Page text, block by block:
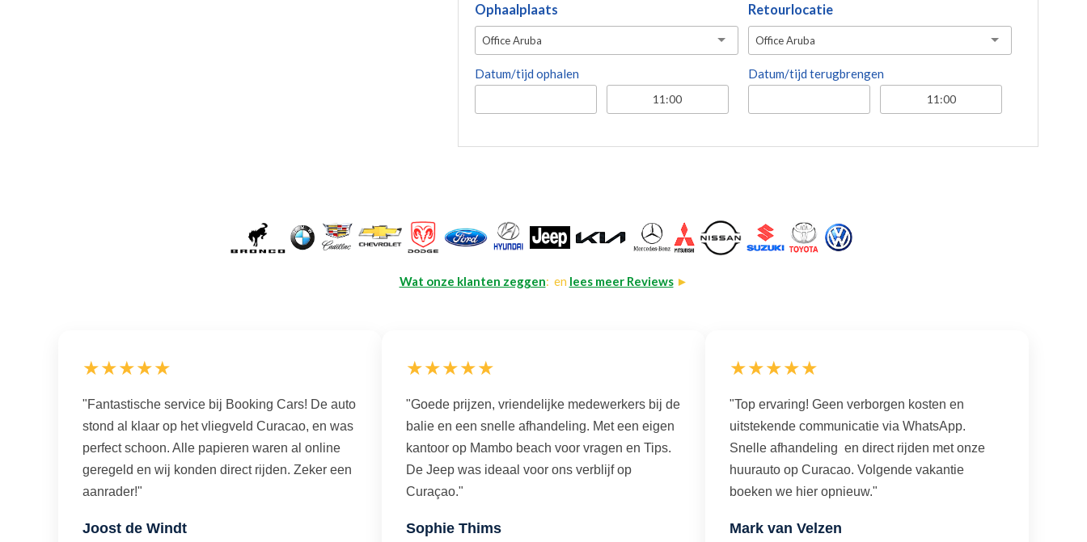
Ophaalplaats
Office Aruba
Datum/tijd ophalen
Retourlocatie
Office Aruba
Datum/tijd terugbrengen
Wat onze klanten zeggen: en lees meer Reviews►
★★★★★
"Fantastische service bij Booking Cars! De auto
stond al klaar op het vliegveld Curacao, en was
perfect schoon. Alle papieren waren al online
geregeld en wij konden direct rijden. Zeker een
aanrader!"
Joost de Windt
★★★★★
"Goede prijzen, vriendelijke medewerkers bij de
balie en een snelle afhandeling. Met een eigen
kantoor op Mambo beach voor vragen en Tips.
De Jeep was ideaal voor ons verblijf op
Curaçao."
Sophie Thims
★★★★★
"Top ervaring! Geen verborgen kosten en
uitstekende communicatie via WhatsApp.
Snelle afhandeling en direct rijden met onze
huurauto op Curacao. Volgende vakantie
boeken we hier opnieuw."
Mark van Velzen